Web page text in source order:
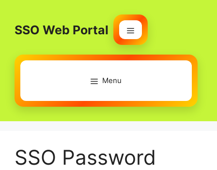
contentSSO Web Portal
Menu
Menu
SSO Password